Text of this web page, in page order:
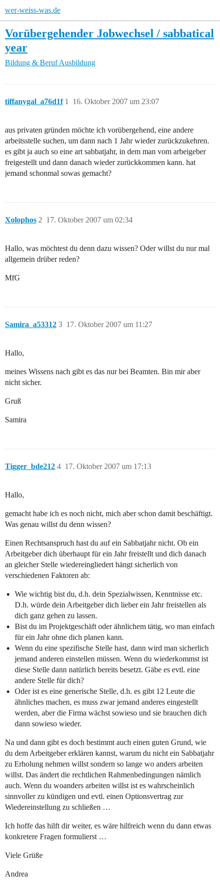
wer-weiss-was.de
Vorübergehender Jobwechsel / sabbatical
year
Bildung & Beruf Ausbildung
tiffanygal_a76d1f 16. Oktober 2007 um 23:07
1
aus privaten gründen möchte ich vorübergehend, eine andere
arbeitsstelle suchen, um dann nach 1 Jahr wieder zurückzukehren.
es gibt ja auch so eine art sabbatjahr, in dem man vom arbeigeber
freigestellt und dann danach wieder zurückkommen kann. hat
jemand schonmal sowas gemacht?
Xolophos 17. Oktober 2007 um 02:34
2
Hallo, was möchtest du denn dazu wissen? Oder willst du nur mal
allgemein drüber reden?
MfG
Samira_a53312 17. Oktober 2007 um 11:27
3
Hallo,
meines Wissens nach gibt es das nur bei Beamten. Bin mir aber
nicht sicher.
Gruß
Samira
Tigger_bde212 17. Oktober 2007 um 17:13
4
Hallo,
gemacht habe ich es noch nicht, mich aber schon damit beschäftigt.
Was genau willst du denn wissen?
Einen Rechtsanspruch hast du auf ein Sabbatjahr nicht. Ob ein
Arbeitgeber dich überhaupt für ein Jahr freistellt und dich danach
an gleicher Stelle wiedereingliedert hängt sicherlich von
verschiedenen Faktoren ab:
Wie wichtig bist du, d.h. dein Spezialwissen, Kenntnisse etc.
D.h. würde dein Arbeitgeber dich lieber ein Jahr freistellen als
dich ganz gehen zu lassen.
Bist du im Projektgeschäft oder ähnlichem tätig, wo man einfach
für ein Jahr ohne dich planen kann.
Wenn du eine spezifische Stelle hast, dann wird man sicherlich
jemand anderen einstellen müssen. Wenn du wiederkommst ist
diese Stelle dann natürlich bereits besetzt. Gäbe es evtl. eine
andere Stelle für dich?
Oder ist es eine generische Stelle, d.h. es gibt 12 Leute die
ähnliches machen, es muss zwar jemand anderes eingestellt
werden, aber die Firma wächst sowieso und sie brauchen dich
dann sowieso wieder.
Na und dann gibt es doch bestimmt auch einen guten Grund, wie
du dem Arbeitgeber erklären kannst, warum du nicht ein Sabbatjahr
zu Erholung nehmen willst sondern so lange wo anders arbeiten
willst. Das ändert die rechtlichen Rahmenbedingungen nämlich
auch. Wenn du woanders arbeiten willst ist es wahrscheinlich
sinnvoller zu kündigen und evtl. einen Optionsvertrag zur
Wiedereinstellung zu schließen …
Ich hoffe das hilft dir weiter, es wäre hilfreich wenn du dann etwas
konkretere Fragen formulierst …
Viele Grüße
Andrea